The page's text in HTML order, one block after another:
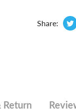
Share:
Return